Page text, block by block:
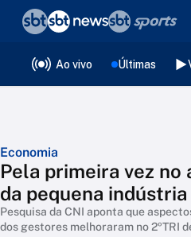
Ao vivo Últimas
Economia
Pela primeira vez no
da pequena
Pesquisa da CNI aponta que
dos gestores melhoraram no 2ºTRI
❮voltar
Editorias